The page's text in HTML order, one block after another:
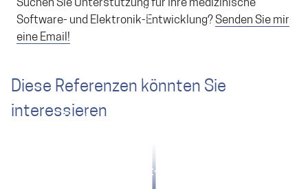
Suchen Sie Unterstützung für Ihre medizinische
Software- und Elektronik-Entwicklung?Senden Sie mir
eine Email!
Diese Referenzen könnten Sie
interessieren
Medizinische Signalverarbeitung
Marenco: Flugtest-Instrumentierung